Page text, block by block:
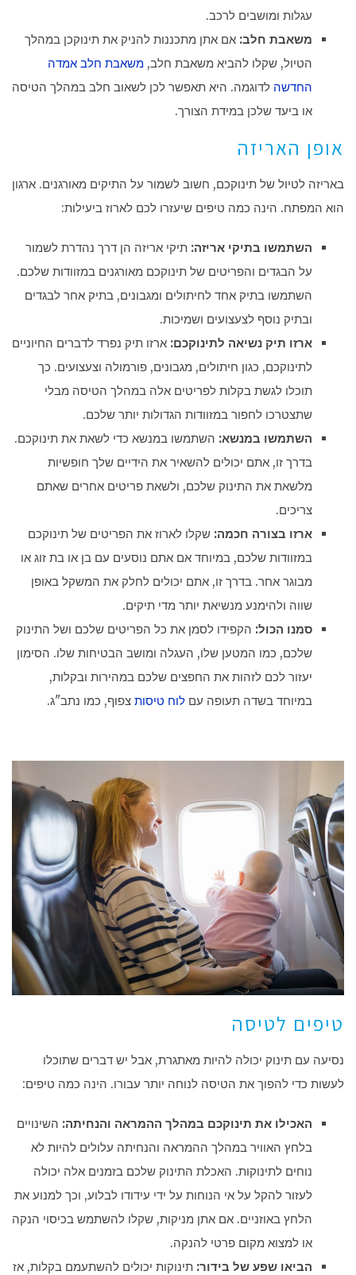
עגלות ומושבים לרכב.
משאבת חלב:אם אתן מתכננות להניק את תינוקכן במהלך
הטיול, שקלו להביא משאבת חלב,משאבת חלב אמדה
החדשהלדוגמה. היא תאפשר לכן לשאוב חלב במהלך הטיסה
או ביעד שלכן במידת הצורך.
אופן האריזה
באריזה לטיול של תינוקכם, חשוב לשמור על התיקים מאורגנים. ארגון
הוא המפתח. הינה כמה טיפים שיעזרו לכם לארוז ביעילות:
השתמשו בתיקי אריזה:תיקי אריזה הן דרך נהדרת לשמור
על הבגדים והפריטים של תינוקכם מאורגנים במזוודות שלכם.
השתמשו בתיק אחד לחיתולים ומגבונים, בתיק אחר לבגדים
ובתיק נוסף לצעצועים ושמיכות.
ארזו תיק נשיאה לתינוקכם:ארזו תיק נפרד לדברים החיוניים
לתינוקכם, כגון חיתולים, מגבונים, פורמולה וצעצועים. כך
תוכלו לגשת בקלות לפריטים אלה במהלך הטיסה מבלי
שתצטרכו לחפור במזוודות הגדולות יותר שלכם.
השתמשו במנשא:השתמשו במנשא כדי לשאת את תינוקכם.
בדרך זו, אתם יכולים להשאיר את הידיים שלך חופשיות
מלשאת את התינוק שלכם, ולשאת פריטים אחרים שאתם
צריכים.
ארזו בצורה חכמה:שקלו לארוז את הפריטים של תינוקכם
במזוודות שלכם, במיוחד אם אתם נוסעים עם בן או בת זוג או
מבוגר אחר. בדרך זו, אתם יכולים לחלק את המשקל באופן
שווה ולהימנע מנשיאת יותר מדי תיקים.
סמנו הכול:הקפידו לסמן את כל הפריטים שלכם ושל התינוק
שלכם, כמו המטען שלו, העגלה ומושב הבטיחות שלו. הסימון
יעזור לכם לזהות את החפצים שלכם במהירות ובקלות,
במיוחד בשדה תעופה עםלוח טיסותצפוף, כמו נתב"ג.
טיפים לטיסה
נסיעה עם תינוק יכולה להיות מאתגרת, אבל יש דברים שתוכלו
לעשות כדי להפוך את הטיסה לנוחה יותר עבורו. הינה כמה טיפים:
האכילו את תינוקכם במהלך ההמראה והנחיתה:השינויים
בלחץ האוויר במהלך ההמראה והנחיתה עלולים להיות לא
נוחים לתינוקות. האכלת התינוק שלכם בזמנים אלה יכולה
לעזור להקל על אי הנוחות על ידי עידודו לבלוע, וכך למנוע את
הלחץ באוזניים. אם אתן מניקות, שקלו להשתמש בכיסוי הנקה
או למצוא מקום פרטי להנקה.
הביאו שפע של בידור:תינוקות יכולים להשתעמם בקלות, אז